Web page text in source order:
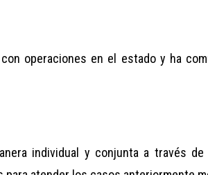
operaciones en el estado y ha
individual y conjunta a través